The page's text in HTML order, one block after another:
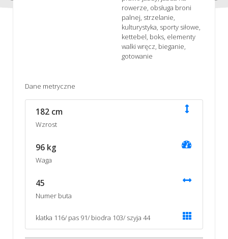
rowerze, obsługa broni
palnej, strzelanie,
kulturystyka, sporty siłowe,
kettebel, boks, elementy
walki wręcz, bieganie,
gotowanie
Dane metryczne
182 cm
Wzrost
96 kg
Waga
45
Numer buta
klatka 116/ pas 91/ biodra 103/ szyja 44